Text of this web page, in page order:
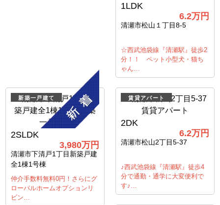
1LDK
6.2万円
清瀬市松山１丁目8-5
☆西武池袋線『清瀬駅』徒歩2
分！！ ペット小型犬・猫ち
ゃん…
新築一戸建て
2SLDK
3,980万円
清瀬市下清戸1丁目新築戸建
全1棟1号棟
仲介手数料無料0円！さらにグ
ローバルホームオプションリ
ビン…
賃貸アパート
2DK
6.2万円
清瀬市松山2丁目5-37
♪西武池袋線『清瀬駅』徒歩4
分で通勤・通学に大変便利で
す♪…